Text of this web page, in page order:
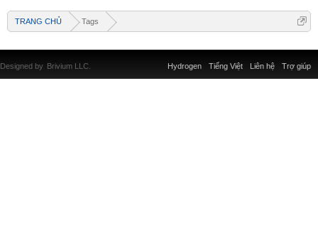
TRANG CHỦ Tags
Liên hệ Trợ giúp
Hydrogen Tiếng Việt
Designed by Brivium LLC.